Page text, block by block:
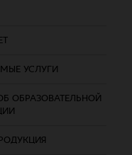
УСЛУГИ
ОБРАЗОВАТЕЛЬНОЙ